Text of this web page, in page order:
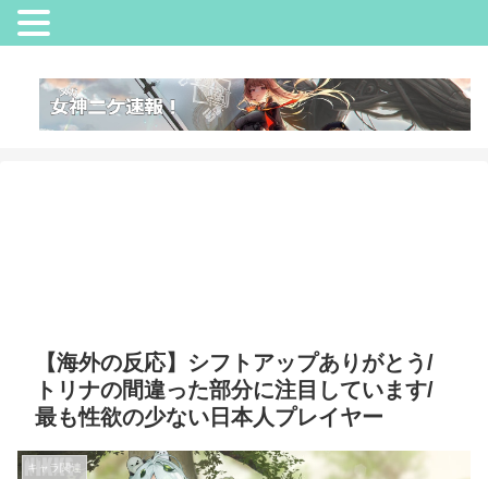
【海外の反応】シフトアップありがとう/
トリナの間違った部分に注目しています/
最も性欲の少ない日本人プレイヤー
キャラ関連